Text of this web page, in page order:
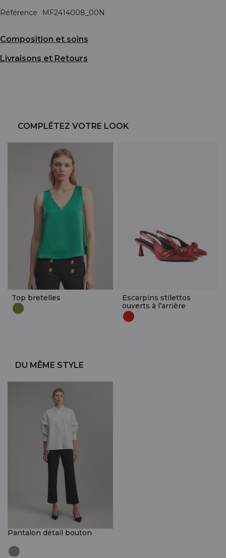
Référence
MF2414008_00N
Composition et soins
Livraisons et Retours
COMPLÉTEZ VOTRE LOOK
Top bretelles
Escarpins stilettos
ouverts à l’arrière
DU MÊME STYLE
Pantalon détail bouton